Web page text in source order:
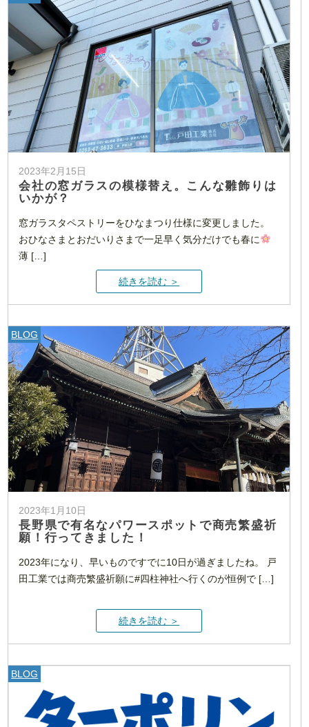
2023年2月15日
会社の窓ガラスの模様替え。こんな雛飾りは
いかが？
窓ガラスタペストリーをひなまつり仕様に変更しました。
おひなさまとおだいりさまで一足早く気分だけでも春に
薄 […]
続きを読む ＞
BLOG
2023年1月10日
長野県で有名なパワースポットで商売繁盛祈
願！行ってきました！
2023年になり、早いものですでに10日が過ぎましたね。 戸
田工業では商売繁盛祈願に#四柱神社へ行くのが恒例で […]
続きを読む ＞
BLOG